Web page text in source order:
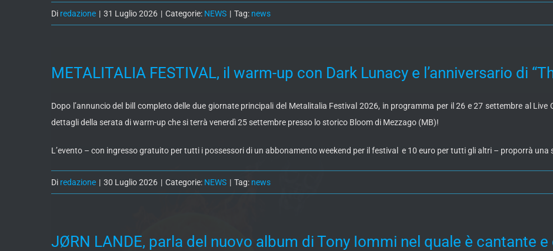
Di redazione | 31 Luglio 2026 | Categorie: NEWS | Tag: news
METALITALIA FESTIVAL, il warm-up con Dark Lunacy e l’anniversario di
Dopo l’annuncio del bill completo delle due giornate principali del Metalitalia Festival 2026, in programma per il 26 e 27 settembre al Live
dettagli della serata di warm-up che si terrà venerdì 25 settembre presso lo storico Bloom di Mezzago (MB)!
L’evento – con ingresso gratuito per tutti i possessori di un abbonamento weekend per il festival e 10 euro per tutti gli altri – proporrà
Di redazione | 30 Luglio 2026 | Categorie: NEWS | Tag: news
JØRN LANDE, parla del nuovo album di Tony Iommi nel quale è cantante